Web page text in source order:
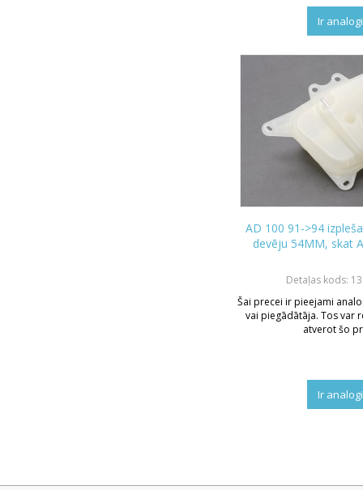
Ir analogi
AD 100 91->94
devēju 54MM, skat
Detaļas kods:
Šai precei ir pieejami
vai piegādātāja. Tos var
atverot šo
Ir analogi